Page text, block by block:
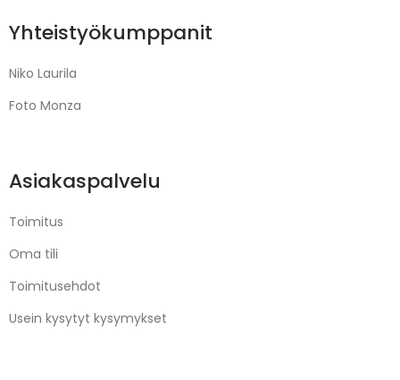
Yhteistyökumppanit
Niko Laurila
Foto Monza
Asiakaspalvelu
Toimitus
Oma tili
Toimitusehdot
Usein kysytyt kysymykset